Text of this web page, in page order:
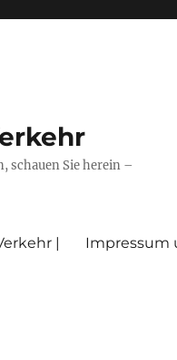
schauen Sie herein –
| Impressum